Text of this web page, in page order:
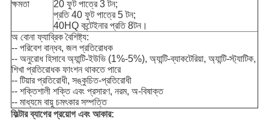
ক্ষমতা
20 ফুট পাত্রে 3 টন;
প্রতি 40 ফুট পাত্রে 5 টন;
40HQ কন্টেইনার প্রতি 8টন।
অ বোনা ফ্যাব্রিক বৈশিষ্ট্য:
-- পরিবেশ বান্ধব, জল প্রতিরোধক
-- অনুরোধ হিসাবে অ্যান্টি-ইউভি (1%-5%), অ্যান্টি-ব্যাকটেরিয়া, অ্যান্টি-স্ট্যাটিক,
শিখা প্রতিরোধক ফাংশন থাকতে পারে
-- টিয়ার প্রতিরোধী, সঙ্কুচিত-প্রতিরোধী
-- শক্তিশালী শক্তি এবং প্রসারণ, নরম, অ-বিষাক্ত
-- মাধ্যমে বায়ু চমৎকার সম্পত্তি
ফিল্টার ব্যাগের প্রয়োগ এবং আকার: